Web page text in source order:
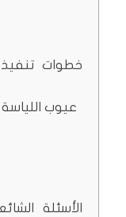
خطوات تنفيذ
عيوب
الأسئلة